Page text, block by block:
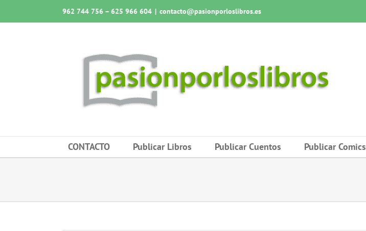
al
962 744 756 – 625 966 604 | contacto@pasionporloslibros.es
CONTACTO Publicar Libros Publicar Cuentos Publicar Comics